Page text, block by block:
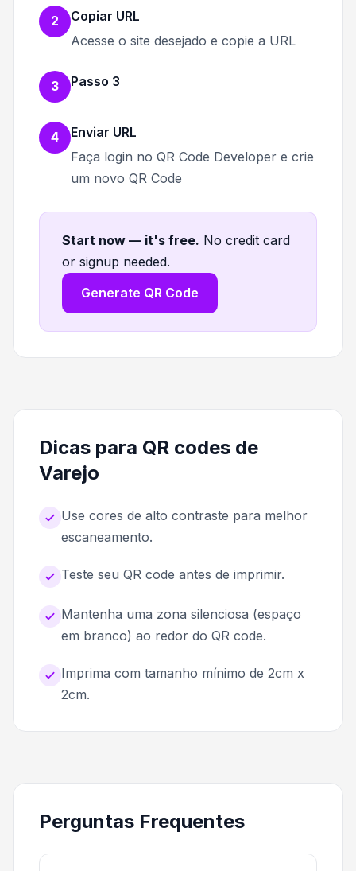
2
Copiar URL
Acesse o site desejado e copie a URL
3 Passo 3
4
Enviar URL
Faça login no QR Code Developer e crie
um novo QR Code
Start now — it's free. No credit card
or signup needed.
Generate QR Code
Dicas para QR codes de
Varejo
Use cores de alto contraste para melhor
escaneamento.
Teste seu QR code antes de imprimir.
Mantenha uma zona silenciosa (espaço
em branco) ao redor do QR code.
Imprima com tamanho mínimo de 2cm x
2cm.
Perguntas Frequentes